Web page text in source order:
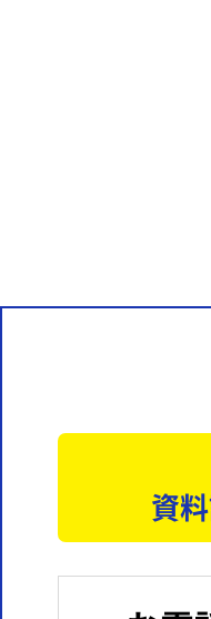
資